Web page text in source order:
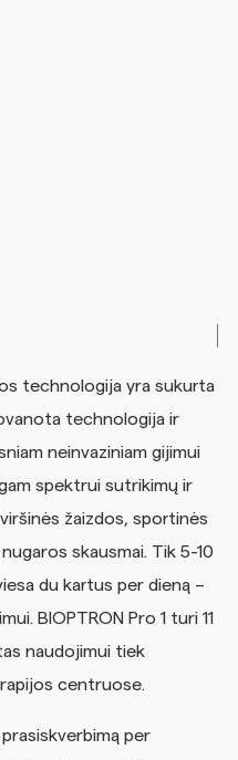
technologija yra sukurta
technologija ir
neinvaziniam gijimui
spektrui sutrikimų ir
žaizdos, sportinės
skausmai. Tik 5-10
du kartus per dieną –
BIOPTRON Pro 1 turi 11
naudojimui tiek
centruose.
per